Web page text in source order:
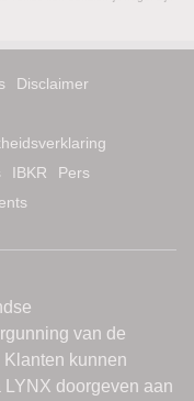
Disclaimer
IBKR
Pers